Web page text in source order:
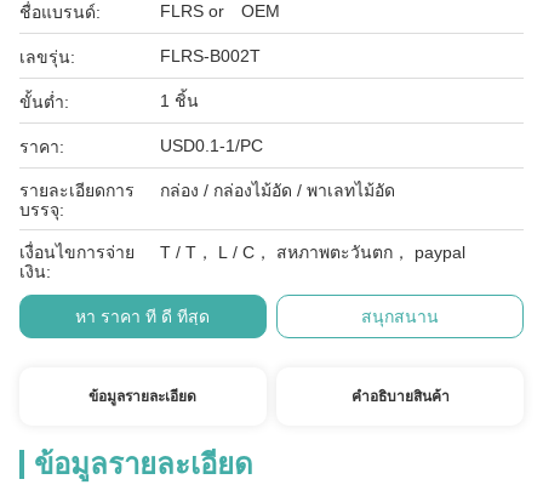
ชื่อแบรนด์: FLRS or OEM
เลขรุ่น: FLRS-B002T
ขั้นต่ำ: 1 ชิ้น
ราคา: USD0.1-1/PC
รายละเอียดการ
บรรจุ:
กล่อง / กล่องไม้อัด / พาเลทไม้อัด
เงื่อนไขการจ่าย
เงิน:
T / T， L / C， สหภาพตะวันตก， paypal
หา ราคา ที่ ดี ที่สุด สนุกสนาน
ข้อมูลรายละเอียด คําอธิบายสินค้า
ข้อมูลรายละเอียด